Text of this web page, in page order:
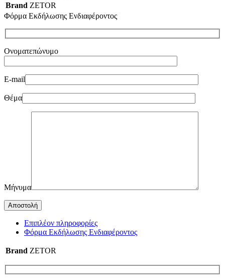
Brand ZETOR
Φόρμα Εκδήλωσης Ενδιαφέροντος
Ονοματεπώνυμο
E-mail
Θέμα
Μήνυμα
Επιπλέον πληροφορίες
Φόρμα Εκδήλωσης Ενδιαφέροντος
Brand ZETOR